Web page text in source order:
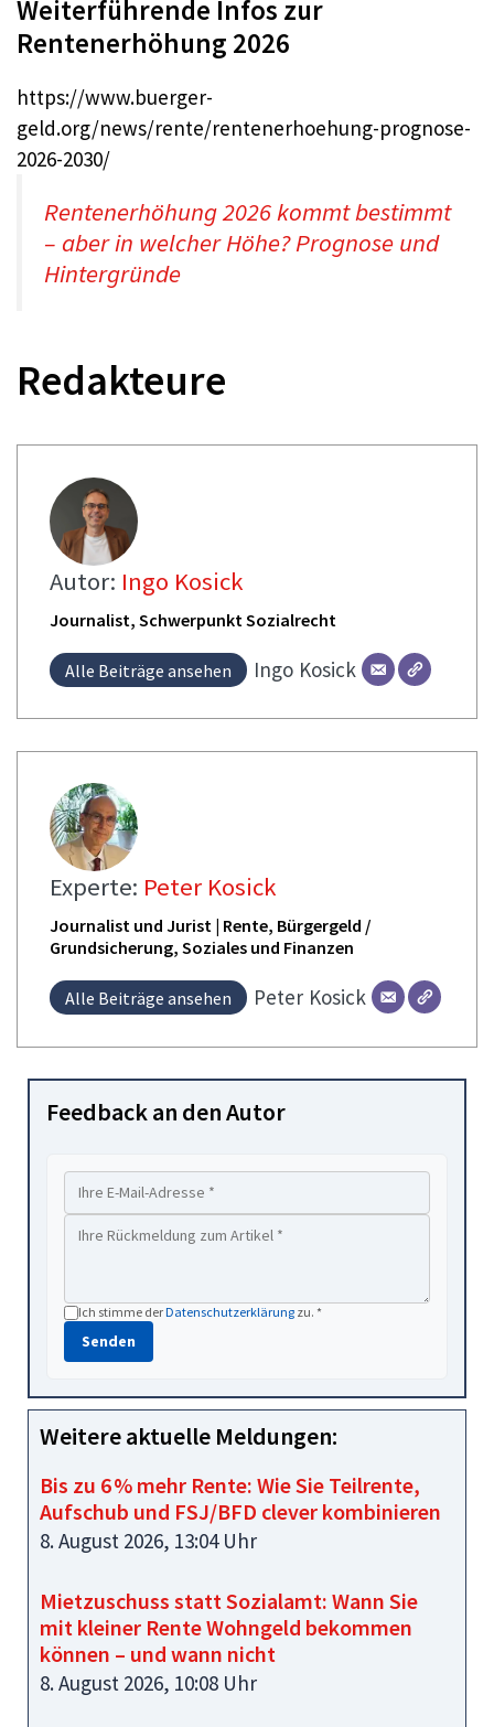
Weiterführende Infos zur
Rentenerhöhung 2026
https://www.buerger-
geld.org/news/rente/rentenerhoehung-prognose-
2026-2030/
Rentenerhöhung 2026 kommt bestimmt
– aber in welcher Höhe? Prognose und
Hintergründe
Redakteure
Autor: Ingo Kosick
Journalist, Schwerpunkt Sozialrecht
Alle Beiträge ansehen Ingo Kosick
Experte: Peter Kosick
Journalist und Jurist | Rente, Bürgergeld /
Grundsicherung, Soziales und Finanzen
Alle Beiträge ansehen Peter Kosick
Feedback an den Autor
Ich stimme derDatenschutzerklärung zu. *
Senden
Weitere aktuelle Meldungen:
Bis zu 6 % mehr Rente: Wie Sie Teilrente,
Aufschub und FSJ/BFD clever kombinieren
8. August 2026, 13:04 Uhr
Mietzuschuss statt Sozialamt: Wann Sie
mit kleiner Rente Wohngeld bekommen
können – und wann nicht
8. August 2026, 10:08 Uhr